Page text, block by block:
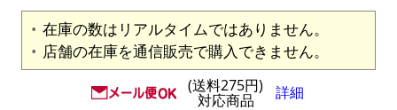
在庫の数はリアルタイムではありません。
店舗の在庫を通信販売で購入できません。
(送料275円)
対応商品 詳細